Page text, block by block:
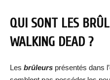
QUI SONT LES
WALKING DEAD ?
Les brûleurs présentés dans